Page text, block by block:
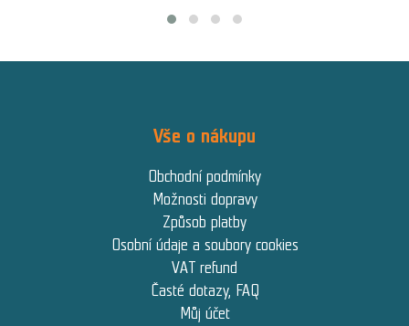
Vše o nákupu
Obchodní podmínky
Možnosti dopravy
Způsob platby
Osobní údaje a soubory cookies
VAT refund
Časté dotazy, FAQ
Můj účet